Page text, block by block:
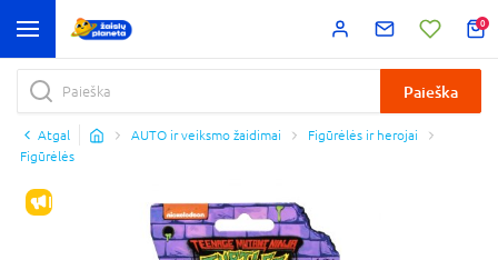
0
Paieška
Atgal AUTO ir veiksmo žaidimai
Figūrėlės ir herojai
Figūrėlės
IŠPARDAVIMAS